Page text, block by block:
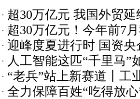
超30万亿元 我国外贸
超30万亿元！今年前7
迎峰度夏进行时 国资央
人工智能这匹“千里马”
“老兵”站上新赛道丨工
全力保障百姓“吃得放